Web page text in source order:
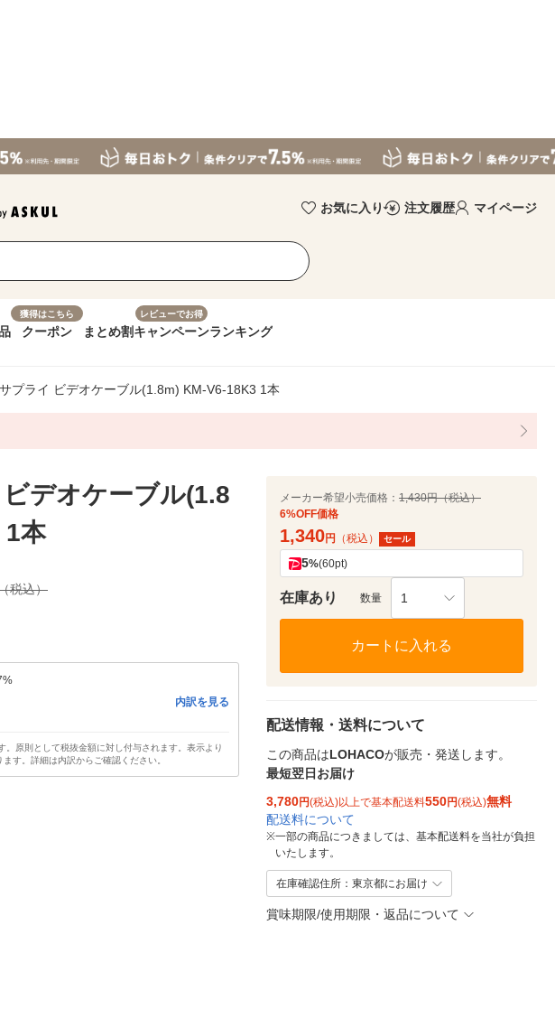
お気に入り 注文履歴 マイページ
獲得はこちら
クーポン まとめ割
レビューでお得
キャンペーンランキング
プライ ビデオケーブル(1.8m) KM-V6-18K3 1本
デオケーブル(1.8
1本
税込）
内訳を見る
原則として税抜金額に対し付与されます。表示より
す。詳細は内訳からご確認ください。
メーカー希望小売価格： 1,430円（税込）
6%OFF価格
1,340円 （税込） セール
5%(60pt)
在庫あり 数量 1
カートに入れる
配送情報・送料について
この商品はLOHACOが販売・発送します。
最短翌日お届け
3,780円(税込)以上で基本配送料550円(税込)無料
配送料について
※一部の商品につきましては、基本配送料を当社が負担
いたします。
在庫確認住所：東京都にお届け
賞味期限/使用期限・返品について